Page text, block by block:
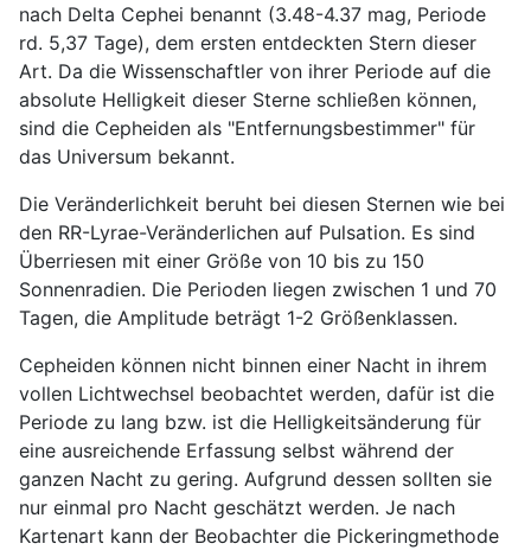
nach Delta Cephei benannt (3.48-4.37 mag, Periode
rd. 5,37 Tage), dem ersten entdeckten Stern dieser
Art. Da die Wissenschaftler von ihrer Periode auf die
absolute Helligkeit dieser Sterne schließen können,
sind die Cepheiden als "Entfernungsbestimmer" für
das Universum bekannt.
Die Veränderlichkeit beruht bei diesen Sternen wie bei
den RR-Lyrae-Veränderlichen auf Pulsation. Es sind
Überriesen mit einer Größe von 10 bis zu 150
Sonnenradien. Die Perioden liegen zwischen 1 und 70
Tagen, die Amplitude beträgt 1-2 Größenklassen.
Cepheiden können nicht binnen einer Nacht in ihrem
vollen Lichtwechsel beobachtet werden, dafür ist die
Periode zu lang bzw. ist die Helligkeitsänderung für
eine ausreichende Erfassung selbst während der
ganzen Nacht zu gering. Aufgrund dessen sollten sie
nur einmal pro Nacht geschätzt werden. Je nach
Kartenart kann der Beobachter die Pickeringmethode